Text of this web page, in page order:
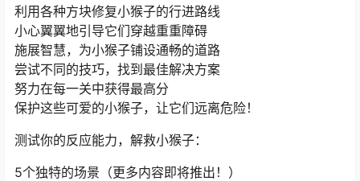
利用各种方块修复小猴子的行进路线
小心翼翼地引导它们穿越重重障碍
施展智慧，为小猴子铺设通畅的道路
尝试不同的技巧，找到最佳解决方案
努力在每一关中获得最高分
保护这些可爱的小猴子，让它们远离危险！
测试你的反应能力，解救小猴子：
5个独特的场景（更多内容即将推出！）